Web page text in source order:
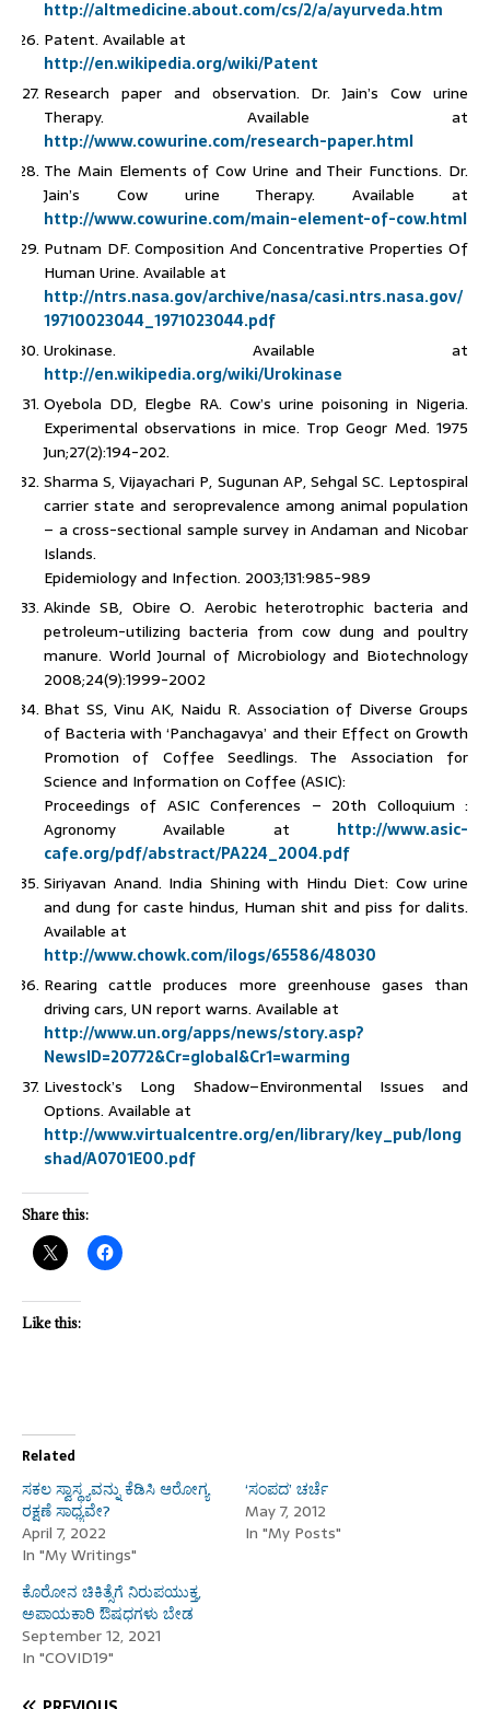
http://altmedicine.about.com/cs/2/a/ayurveda.htm
Patent. Available at
http://en.wikipedia.org/wiki/Patent
Research paper and observation. Dr. Jain’s Cow urine
Therapy. Available at
http://www.cowurine.com/research-paper.html
The Main Elements of Cow Urine and Their Functions. Dr.
Jain’s Cow urine Therapy. Available at
http://www.cowurine.com/main-element-of-cow.html
Putnam DF. Composition And Concentrative Properties Of
Human Urine. Available at
http://ntrs.nasa.gov/archive/nasa/casi.ntrs.nasa.gov/
19710023044_1971023044.pdf
Urokinase. Available at
http://en.wikipedia.org/wiki/Urokinase
Oyebola DD, Elegbe RA. Cow’s urine poisoning in Nigeria.
Experimental observations in mice. Trop Geogr Med. 1975
Jun;27(2):194-202.
Sharma S, Vijayachari P, Sugunan AP, Sehgal SC. Leptospiral
carrier state and seroprevalence among animal population
– a cross-sectional sample survey in Andaman and Nicobar
Islands.
Epidemiology and Infection. 2003;131:985-989
Akinde SB, Obire O. Aerobic heterotrophic bacteria and
petroleum-utilizing bacteria from cow dung and poultry
manure. World Journal of Microbiology and Biotechnology
2008;24(9):1999-2002
Bhat SS, Vinu AK, Naidu R. Association of Diverse Groups
of Bacteria with ‘Panchagavya’ and their Effect on Growth
Promotion of Coffee Seedlings. The Association for
Science and Information on Coffee (ASIC):
Proceedings of ASIC Conferences – 20th Colloquium :
Agronomy Available at http://www.asic-
cafe.org/pdf/abstract/PA224_2004.pdf
Siriyavan Anand. India Shining with Hindu Diet: Cow urine
and dung for caste hindus, Human shit and piss for dalits.
Available at
http://www.chowk.com/ilogs/65586/48030
Rearing cattle produces more greenhouse gases than
driving cars, UN report warns. Available at
http://www.un.org/apps/news/story.asp?
NewsID=20772&Cr=global&Cr1=warming
Livestock’s Long Shadow–Environmental Issues and
Options. Available at
http://www.virtualcentre.org/en/library/key_pub/long
shad/A0701E00.pdf
Share this:
Like this:
Related
ಸಕಲ ಸ್ವಾಸ್ಥ್ಯವನ್ನು ಕೆಡಿಸಿ ಆರೋಗ್ಯ
ರಕ್ಷಣೆ ಸಾಧ್ಯವೇ?
April 7, 2022
In "My Writings"
‘ಸಂಪದ’ ಚರ್ಚೆ
May 7, 2012
In "My Posts"
ಕೊರೋನ ಚಿಕಿತ್ಸೆಗೆ ನಿರುಪಯುಕ್ತ,
ಅಪಾಯಕಾರಿ ಔಷಧಗಳು ಬೇಡ
September 12, 2021
In "COVID19"